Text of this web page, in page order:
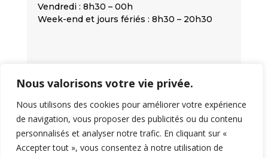
Nous valorisons votre vie privée.
Nous utilisons des cookies pour améliorer votre expérience
de navigation, vous proposer des publicités ou du contenu
personnalisés et analyser notre trafic. En cliquant sur «
Accepter tout », vous consentez à notre utilisation de
Vendredi : 8h30 – 00h
Week-end et jours fériés : 8h30 – 20h30